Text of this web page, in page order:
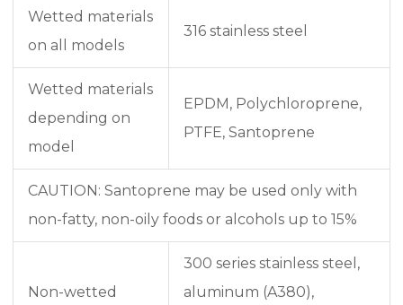
Wetted materials
on all models
316 stainless steel
Wetted materials
depending on
model
EPDM, Polychloroprene,
PTFE, Santoprene
CAUTION: Santoprene may be used only with
non-fatty, non-oily foods or alcohols up to 15%
Non-wetted
300 series stainless steel,
aluminum (A380),